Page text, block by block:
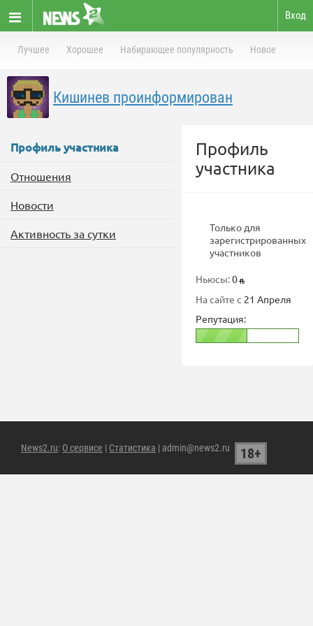
Вход
Лучшее Хорошее Набирающее популярность Новое
Кишинев проинформирован
Профиль участника
Отношения
Новости
Активность за сутки
Профиль
участника
Только для
зарегистрированных
участников
Ньюсы:0
На сайте с 21 Апреля
Репутация:
News2.ru: О сервисе | Статистика | admin@news2.ru 18+